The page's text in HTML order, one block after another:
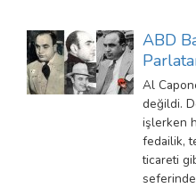
ABD
Al
değildi.
işlerken
fedailik,
ticareti